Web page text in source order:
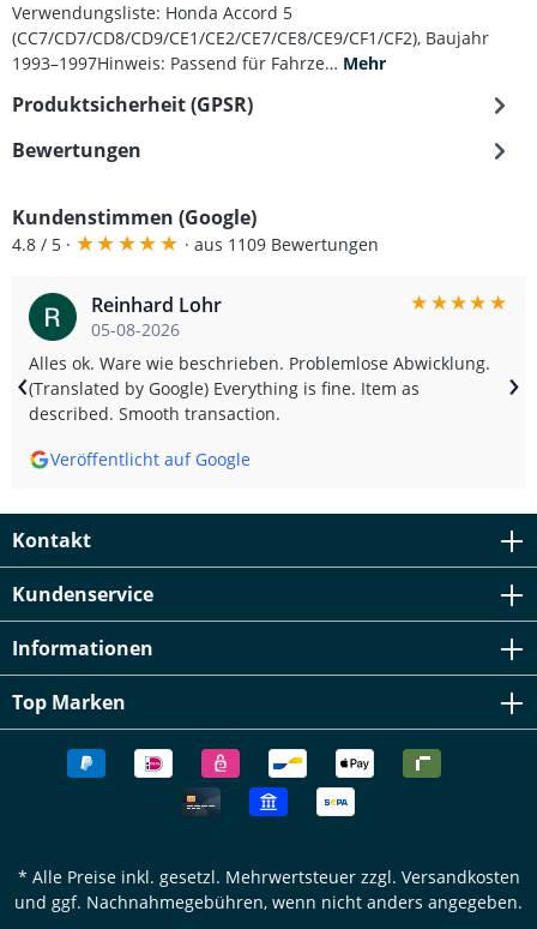
Verwendungsliste: Honda Accord 5
(CC7/CD7/CD8/CD9/CE1/CE2/CE7/CE8/CE9/CF1/CF2), Baujahr
1993–1997Hinweis: Passend für Fahrze… Mehr
Produktsicherheit (GPSR)
Bewertungen
Kundenstimmen (Google)
4.8 / 5 · ★★★★★ · aus 1109 Bewertungen
Reinhard Lohr
05-08-2026
★★★★★
Alles ok. Ware wie beschrieben. Problemlose Abwicklung.
(Translated by Google) Everything is fine. Item as
described. Smooth transaction.
Veröffentlicht auf Google
‹ ›
Kontakt
Kundenservice
Informationen
Top Marken
* Alle Preise inkl. gesetzl. Mehrwertsteuer zzgl. Versandkosten
und ggf. Nachnahmegebühren, wenn nicht anders angegeben.